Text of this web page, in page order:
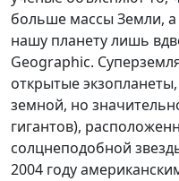
больше массы Земли,
нашу планету лишь
Geographic.
открытые
земной, но
гигантов),
солцнеподобной
2004 году